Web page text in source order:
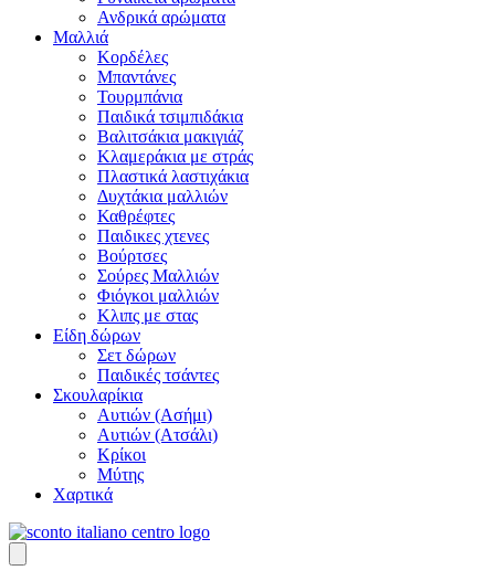
Ανδρικά αρώματα
Μαλλιά
Κορδέλες
Μπαντάνες
Τουρμπάνια
Παιδικά τσιμπιδάκια
Βαλιτσάκια μακιγιάζ
Κλαμεράκια με στράς
Πλαστικά λαστιχάκια
Δυχτάκια μαλλιών
Καθρέφτες
Παιδικες χτενες
Βούρτσες
Σούρες Μαλλιών
Φιόγκοι μαλλιών
Κλιπς με στας
Είδη δώρων
Σετ δώρων
Παιδικές τσάντες
Σκουλαρίκια
Αυτιών (Ασήμι)
Αυτιών (Ατσάλι)
Κρίκοι
Μύτης
Χαρτικά